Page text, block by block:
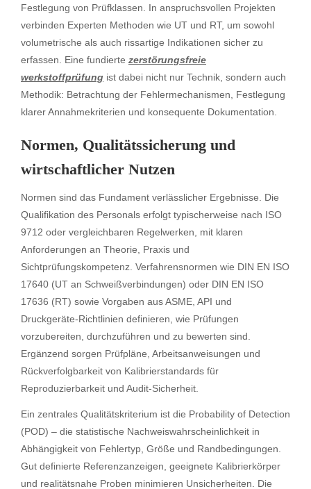
Festlegung von Prüfklassen. In anspruchsvollen Projekten
verbinden Experten Methoden wie UT und RT, um sowohl
volumetrische als auch rissartige Indikationen sicher zu
erfassen. Eine fundierte zerstörungsfreie
werkstoffprüfung ist dabei nicht nur Technik, sondern auch
Methodik: Betrachtung der Fehlermechanismen, Festlegung
klarer Annahmekriterien und konsequente Dokumentation.
Normen, Qualitätssicherung und
wirtschaftlicher Nutzen
Normen sind das Fundament verlässlicher Ergebnisse. Die
Qualifikation des Personals erfolgt typischerweise nach ISO
9712 oder vergleichbaren Regelwerken, mit klaren
Anforderungen an Theorie, Praxis und
Sichtprüfungskompetenz. Verfahrensnormen wie DIN EN ISO
17640 (UT an Schweißverbindungen) oder DIN EN ISO
17636 (RT) sowie Vorgaben aus ASME, API und
Druckgeräte-Richtlinien definieren, wie Prüfungen
vorzubereiten, durchzuführen und zu bewerten sind.
Ergänzend sorgen Prüfpläne, Arbeitsanweisungen und
Rückverfolgbarkeit von Kalibrierstandards für
Reproduzierbarkeit und Audit-Sicherheit.
Ein zentrales Qualitätskriterium ist die Probability of Detection
(POD) – die statistische Nachweiswahrscheinlichkeit in
Abhängigkeit von Fehlertyp, Größe und Randbedingungen.
Gut definierte Referenzanzeigen, geeignete Kalibrierkörper
und realitätsnahe Proben minimieren Unsicherheiten. Die